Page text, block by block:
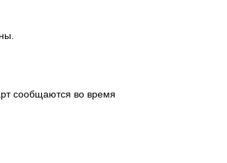
сообщаются во время